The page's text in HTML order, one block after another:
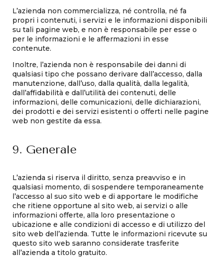
L’azienda non commercializza, né controlla, né fa
propri i contenuti, i servizi e le informazioni disponibili
su tali pagine web, e non è responsabile per esse o
per le informazioni e le affermazioni in esse
contenute.
Inoltre, l’azienda non è responsabile dei danni di
qualsiasi tipo che possano derivare dall’accesso, dalla
manutenzione, dall’uso, dalla qualità, dalla legalità,
dall’affidabilità e dall’utilità dei contenuti, delle
informazioni, delle comunicazioni, delle dichiarazioni,
dei prodotti e dei servizi esistenti o offerti nelle pagine
web non gestite da essa.
9. Generale
L’azienda si riserva il diritto, senza preavviso e in
qualsiasi momento, di sospendere temporaneamente
l’accesso al suo sito web e di apportare le modifiche
che ritiene opportune al sito web, ai servizi o alle
informazioni offerte, alla loro presentazione o
ubicazione e alle condizioni di accesso e di utilizzo del
sito web dell’azienda. Tutte le informazioni ricevute su
questo sito web saranno considerate trasferite
all’azienda a titolo gratuito.